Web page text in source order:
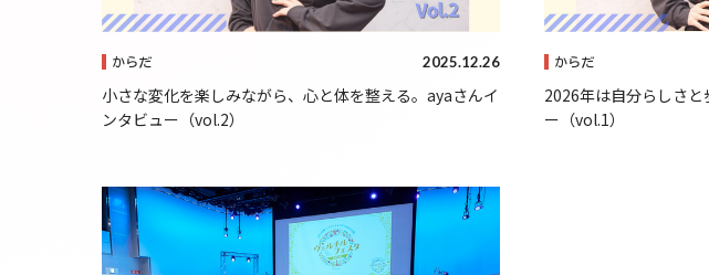
からだ 2025.12.26
小さな変化を楽しみながら、心と体を整える。ayaさんイ
ンタビュー（vol.2）
からだ
2026年は自分らしさ
ー（vol.1）